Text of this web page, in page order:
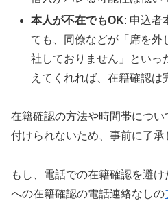
本人が不在でもOK: 申込者
ても、同僚などが「席を外
社しておりません」といっ
えてくれれば、在籍確認は
在籍確認の方法や時間帯につ
付けられないため、事前に了承
もし、電話での在籍確認を避
への在籍確認の電話連絡なしの